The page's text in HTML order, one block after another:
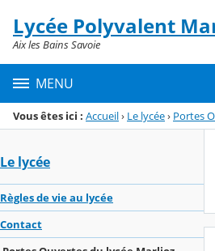
Menu de la rubrique
Contenu
Lycée Polyvalent
Aix les Bains Savoie
MENU
Vous êtes ici : Accueil› Le lycée› Portes
Le lycée
Règles de vie au lycée
Contact